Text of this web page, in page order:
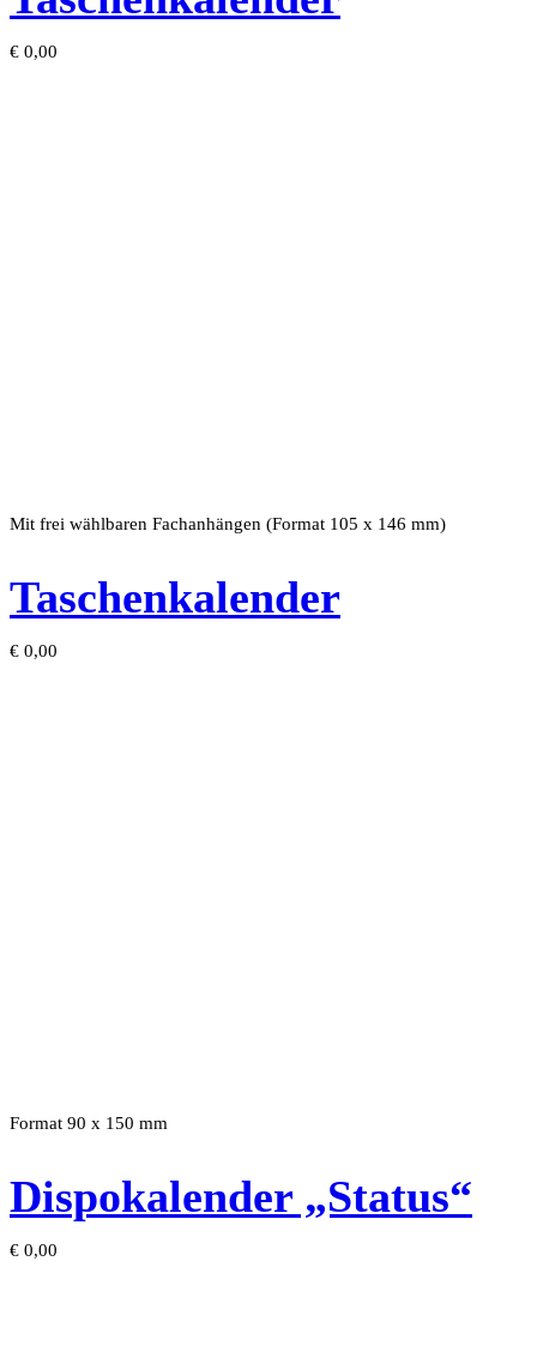
€ 0,00
Mit frei wählbaren Fachanhängen (Format 105 x 146 mm)
Taschenkalender
€ 0,00
Format 90 x 150 mm
Dispokalender „Status“
€ 0,00